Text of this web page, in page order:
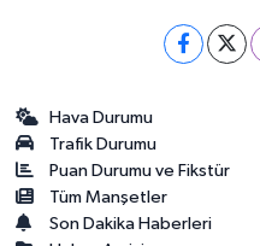
Hava Durumu
Trafik Durumu
Puan Durumu ve Fikstür
Tüm Manşetler
Son Dakika Haberleri